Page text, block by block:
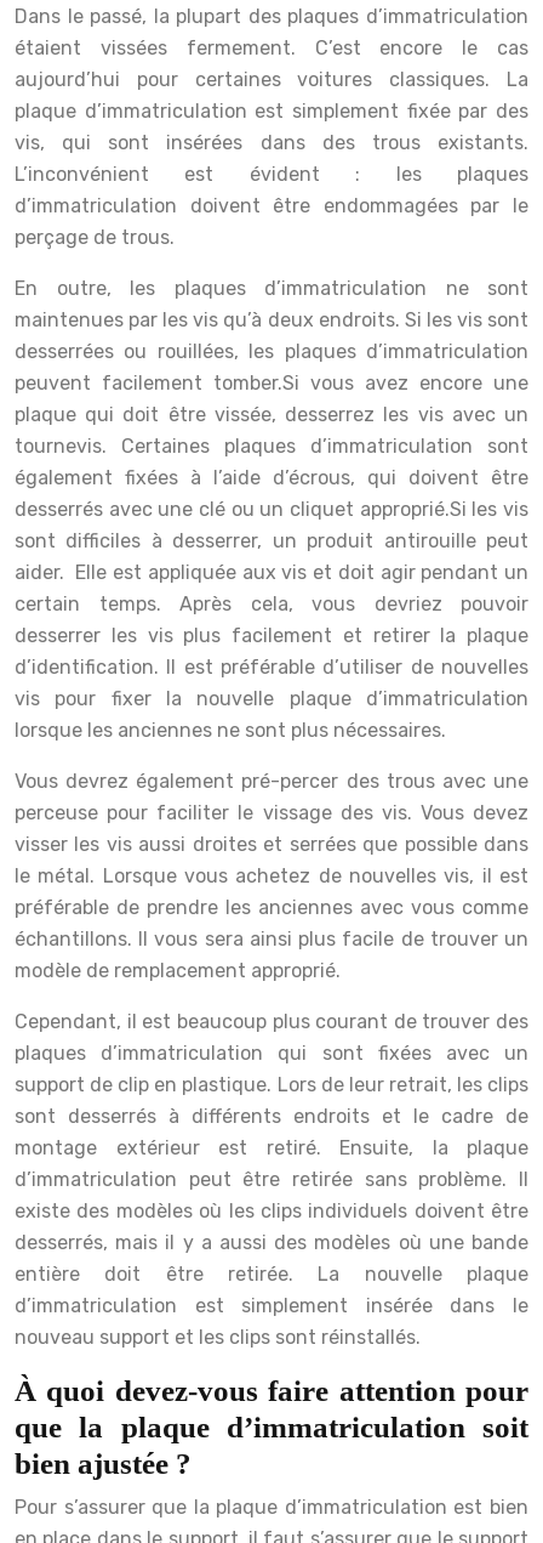
Dans le passé, la plupart des plaques d’immatriculation
étaient vissées fermement. C’est encore le cas
aujourd’hui pour certaines voitures classiques. La
plaque d’immatriculation est simplement fixée par des
vis, qui sont insérées dans des trous existants.
L’inconvénient est évident : les plaques
d’immatriculation doivent être endommagées par le
perçage de trous.
En outre, les plaques d’immatriculation ne sont
maintenues par les vis qu’à deux endroits. Si les vis sont
desserrées ou rouillées, les plaques d’immatriculation
peuvent facilement tomber.Si vous avez encore une
plaque qui doit être vissée, desserrez les vis avec un
tournevis. Certaines plaques d’immatriculation sont
également fixées à l’aide d’écrous, qui doivent être
desserrés avec une clé ou un cliquet approprié.Si les vis
sont difficiles à desserrer, un produit antirouille peut
aider. Elle est appliquée aux vis et doit agir pendant un
certain temps. Après cela, vous devriez pouvoir
desserrer les vis plus facilement et retirer la plaque
d’identification. Il est préférable d’utiliser de nouvelles
vis pour fixer la nouvelle plaque d’immatriculation
lorsque les anciennes ne sont plus nécessaires.
Vous devrez également pré-percer des trous avec une
perceuse pour faciliter le vissage des vis. Vous devez
visser les vis aussi droites et serrées que possible dans
le métal. Lorsque vous achetez de nouvelles vis, il est
préférable de prendre les anciennes avec vous comme
échantillons. Il vous sera ainsi plus facile de trouver un
modèle de remplacement approprié.
Cependant, il est beaucoup plus courant de trouver des
plaques d’immatriculation qui sont fixées avec un
support de clip en plastique. Lors de leur retrait, les clips
sont desserrés à différents endroits et le cadre de
montage extérieur est retiré. Ensuite, la plaque
d’immatriculation peut être retirée sans problème. Il
existe des modèles où les clips individuels doivent être
desserrés, mais il y a aussi des modèles où une bande
entière doit être retirée. La nouvelle plaque
d’immatriculation est simplement insérée dans le
nouveau support et les clips sont réinstallés.
À quoi devez-vous faire attention pour
que la plaque d’immatriculation soit
bien ajustée ?
Pour s’assurer que la plaque d’immatriculation est bien
en place dans le support, il faut s’assurer que le support